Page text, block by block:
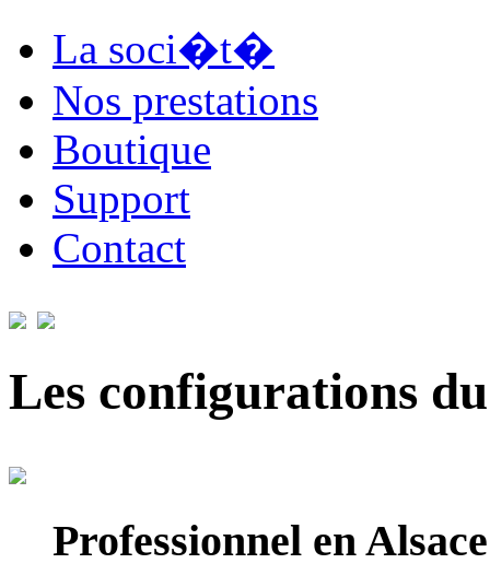
La soci�t�
Nos prestations
Boutique
Support
Contact
Les configurations
Professionnel en Alsace